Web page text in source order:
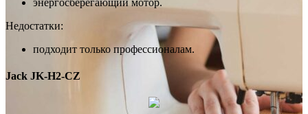
Недостатки:
подходит только профессионалам.
Jack JK-H2-CZ